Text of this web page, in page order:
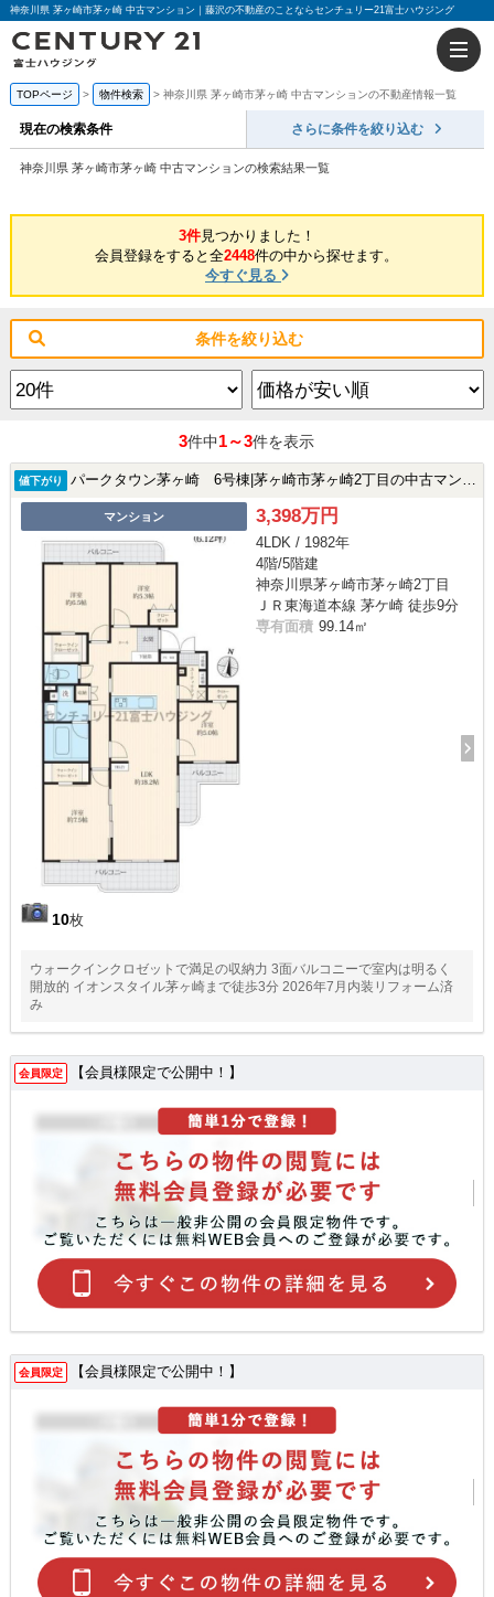
神奈川県 茅ヶ崎市茅ヶ崎 中古マンション｜藤沢の不動産のことならセンチュリー21富士ハウジング
TOPページ 物件検索 神奈川県 茅ヶ崎市茅ヶ崎 中古マンションの不動産情報一覧
現在の検索条件 さらに条件を絞り込む
神奈川県 茅ヶ崎市茅ヶ崎 中古マンションの検索結果一覧
3件見つかりました！
会員登録をすると全2448件の中から探せます。
今すぐ見る
条件を絞り込む
3件中1～3件を表示
値下がり パークタウン茅ヶ崎 6号棟|茅ヶ崎市茅ヶ崎2丁目の中古マンション
マンション
10枚
3,398万円
4LDK / 1982年
4階/5階建
神奈川県茅ヶ崎市茅ヶ崎2丁目
ＪＲ東海道本線 茅ケ崎 徒歩9分
専有面積 99.14㎡
ウォークインクロゼットで満足の収納力 3面バルコニーで室内は明るく
開放的 イオンスタイル茅ヶ崎まで徒歩3分 2026年7月内装リフォーム済
み
会員限定 【会員様限定で公開中！】
会員限定 【会員様限定で公開中！】